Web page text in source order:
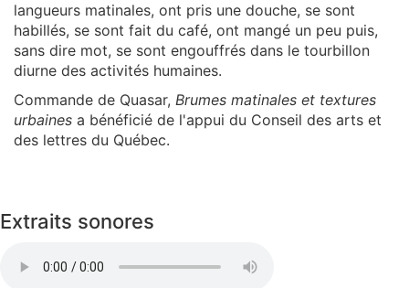
langueurs matinales, ont pris une douche, se sont
habillés, se sont fait du café, ont mangé un peu puis,
sans dire mot, se sont engouffrés dans le tourbillon
diurne des activités humaines.
Commande de Quasar, Brumes matinales et textures
urbaines a bénéficié de l'appui du Conseil des arts et
des lettres du Québec.
Extraits sonores